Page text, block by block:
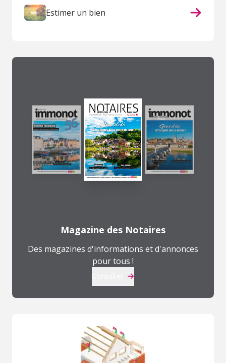
Estimer un bien
Magazine des Notaires
Des magazines d'informations et d'annonces
pour tous !